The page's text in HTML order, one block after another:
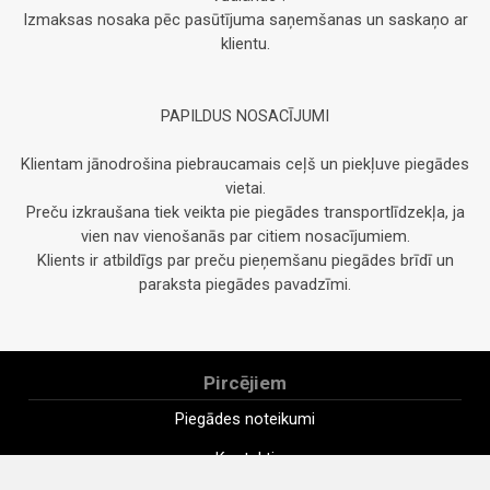
Izmaksas nosaka pēc pasūtījuma saņemšanas un saskaņo ar
klientu.
PAPILDUS NOSACĪJUMI
Klientam jānodrošina piebraucamais ceļš un piekļuve piegādes
vietai.
Preču izkraušana tiek veikta pie piegādes transportlīdzekļa, ja
vien nav vienošanās par citiem nosacījumiem.
Klients ir atbildīgs par preču pieņemšanu piegādes brīdī un
paraksta piegādes pavadzīmi.
Pircējiem
Piegādes noteikumi
Kontakti